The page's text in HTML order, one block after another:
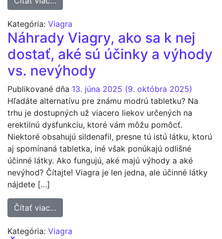
Kategória: Viagra
Náhrady Viagry, ako sa k nej
dostať, aké sú účinky a výhody
vs. nevýhody
Publikované dňa 13. júna 2025 (9. októbra 2025)
Hľadáte alternatívu pre známu modrú tabletku? Na
trhu je dostupných už viacero liekov určených na
erektilnú dysfunkciu, ktoré vám môžu pomôcť.
Niektoré obsahujú sildenafil, presne tú istú látku, ktorú
aj spomínaná tabletka, iné však ponúkajú odlišné
účinné látky. Ako fungujú, aké majú výhody a aké
nevýhod? Čítajte! Viagra je len jedna, ale účinné látky
nájdete […]
Čítať viac…
Kategória: Viagra